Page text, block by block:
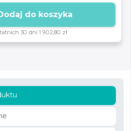
do koszyka
30 dni 1 902,80 zł